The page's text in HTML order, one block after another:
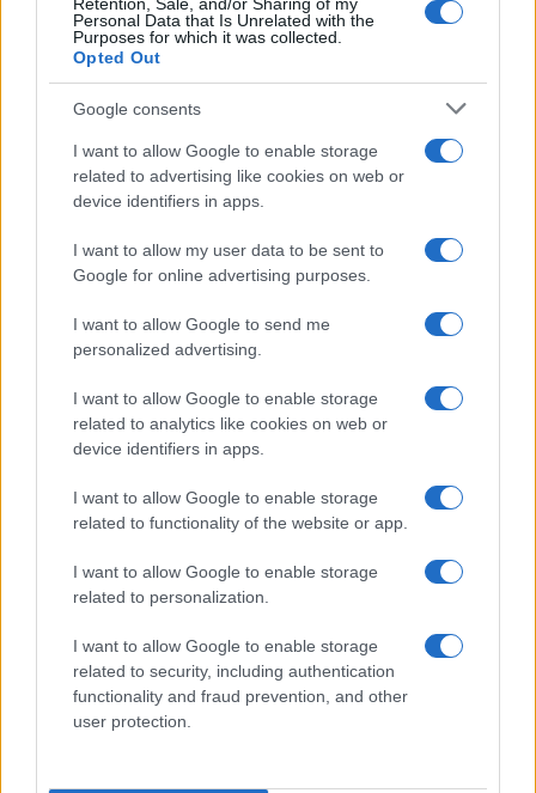
Personal Data that Is Unrelated with the
Purposes for which it was collected.
Opted Out
Google consents
I want to allow Google to enable storage
related to advertising like cookies on web or
device identifiers in apps.
I want to allow my user data to be sent to
Google for online advertising purposes.
I want to allow Google to send me
personalized advertising.
I want to allow Google to enable storage
related to analytics like cookies on web or
device identifiers in apps.
I want to allow Google to enable storage
related to functionality of the website or app.
I want to allow Google to enable storage
related to personalization.
I want to allow Google to enable storage
related to security, including authentication
functionality and fraud prevention, and other
user protection.
Martina Agostina Diturco
I nostri cari
I nostri cari
Giovannimaria Cabras
Invia un Comunicato Stampa